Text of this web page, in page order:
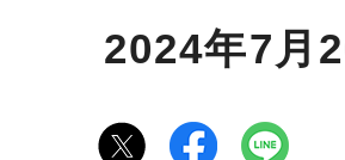
2024年7月